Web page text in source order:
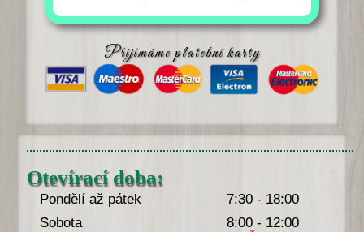
Přijímáme platební karty
Otevírací doba:
Pondělí až pátek
7:30 - 18:00
Sobota
8:00 - 12:00